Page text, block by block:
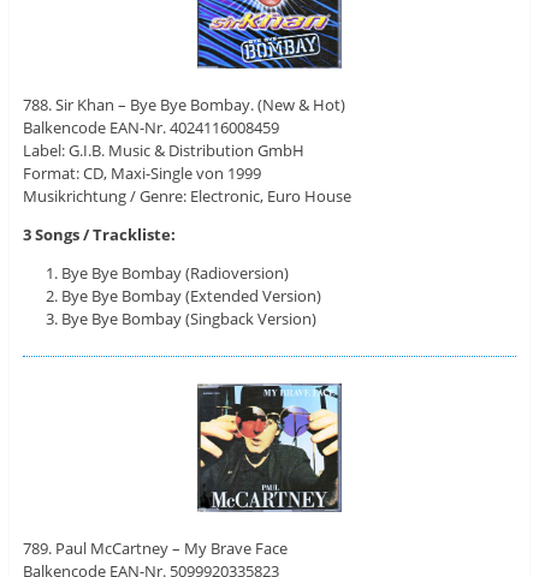
788. Sir Khan – Bye Bye Bombay. (New & Hot)
Balkencode EAN-Nr. 4024116008459
Label: G.I.B. Music & Distribution GmbH
Format: CD, Maxi-Single von 1999
Musikrichtung / Genre: Electronic, Euro House
3 Songs / Trackliste:
Bye Bye Bombay (Radioversion)
Bye Bye Bombay (Extended Version)
Bye Bye Bombay (Singback Version)
789. Paul McCartney – My Brave Face
Balkencode EAN-Nr. 5099920335823